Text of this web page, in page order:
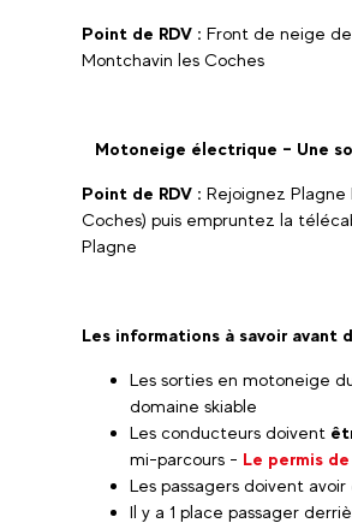
Point de RDV : Front de neige
Montchavin les Coches
Motoneige électrique – Une
Point de RDV : Rejoignez Plagne
Coches) puis empruntez la
Plagne
Les informations à savoir avant
Les sorties en motoneige
domaine skiable
Les conducteurs doivent
mi-parcours - Le permis
Les passagers doivent avoir
Il y a 1 place passager